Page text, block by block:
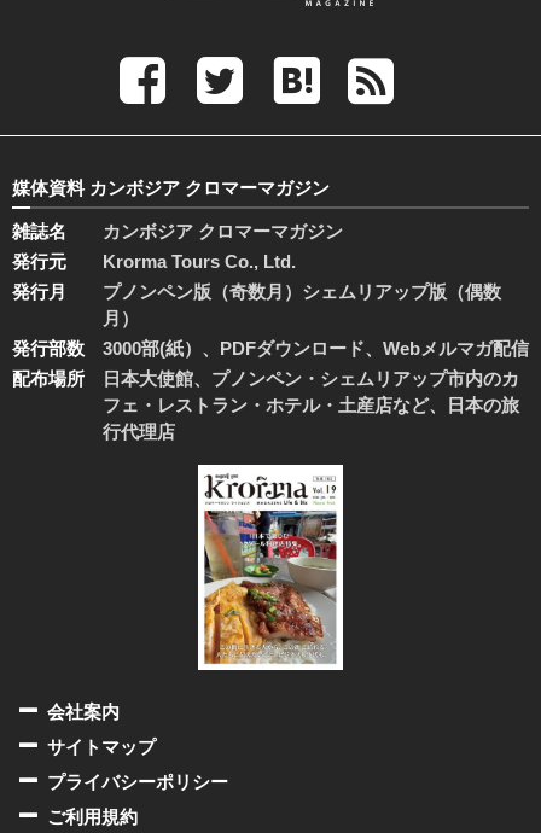
媒体資料 カンボジア クロマーマガジン
雑誌名
カンボジア クロマーマガジン
発行元
Krorma Tours Co., Ltd.
発行月
プノンペン版（奇数月）シェムリアップ版（偶数
月）
発行部数
3000部(紙）、PDFダウンロード、Webメルマガ配信
配布場所
日本大使館、プノンペン・シェムリアップ市内のカ
フェ・レストラン・ホテル・土産店など、日本の旅
行代理店
会社案内
サイトマップ
プライバシーポリシー
ご利用規約